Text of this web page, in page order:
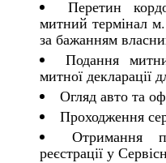
Перетин
митний термінал
за бажанням
Подання
митної декларації
Огляд авто та
Проходження
Отримання
реєстрації у